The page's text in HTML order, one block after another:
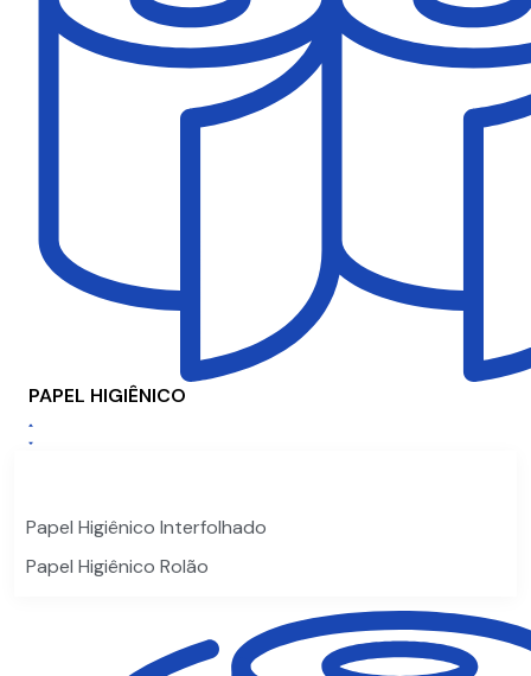
PAPEL HIGIÊNICO
Papel Higiênico Interfolhado
Papel Higiênico Rolão